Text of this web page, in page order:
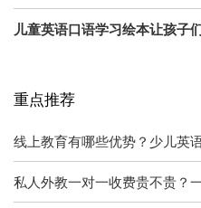
儿童英语口语学习绘本让孩子
重点推荐
线上教育有哪些优势？少儿英
私人外教一对一收费贵不贵？